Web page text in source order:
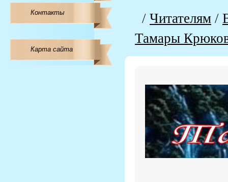
Контакты
Карта сайта
/ Читателям /
Тамары